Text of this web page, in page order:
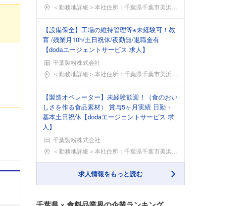
勤務地＜勤務地詳細＞本社住所：千葉県千葉市美浜区新港17
【設備保全】工場の維持管理等※未経験可！教
育 /残業月10h/土日祝休/夜勤無/退職金有
【dodaエージェントサービス 求人】
千葉製粉株式会社
勤務地＜勤務地詳細＞本社住所：千葉県千葉市美浜区新港17
【製造オペレーター】未経験歓迎！（食のおい
しさを作る食品素材） 賞与5ヶ月実績 日勤・
基本土日祝休【dodaエージェントサービス 求
人】
千葉製粉株式会社
勤務地＜勤務地詳細＞本社住所：千葉県千葉市美浜区新港17
求人情報をもっと読む